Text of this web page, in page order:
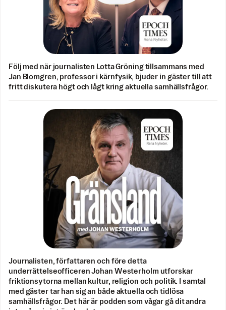
Följ med när journalisten Lotta Gröning tillsammans med
Jan Blomgren, professor i kärnfysik, bjuder in gäster till att
fritt diskutera högt och lågt kring aktuella samhällsfrågor.
Journalisten, författaren och före detta
underrättelseofficeren Johan Westerholm utforskar
friktionsytorna mellan kultur, religion och politik. I samtal
med gäster tar han sig an både aktuella och tidlösa
samhällsfrågor. Det här är podden som vågar gå dit andra